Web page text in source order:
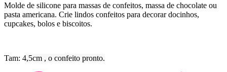
Molde de silicone para massas de confeitos, massa de chocolate ou
pasta americana. Crie lindos confeitos para decorar docinhos,
cupcakes, bolos e biscoitos.
Tam: 4,5cm , o confeito pronto.